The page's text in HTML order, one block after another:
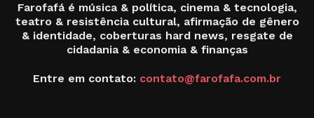
Farofafá é música & política, cinema & tecnologia,
teatro & resistência cultural, afirmação de gênero
& identidade, coberturas hard news, resgate de
cidadania & economia & finanças
Entre em contato: contato@farofafa.com.br